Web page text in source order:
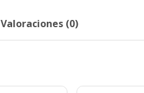
Valoraciones (0)